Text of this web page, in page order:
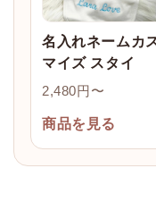
名入れネームカ
マイズ スタイ
2,480円〜
商品を見る